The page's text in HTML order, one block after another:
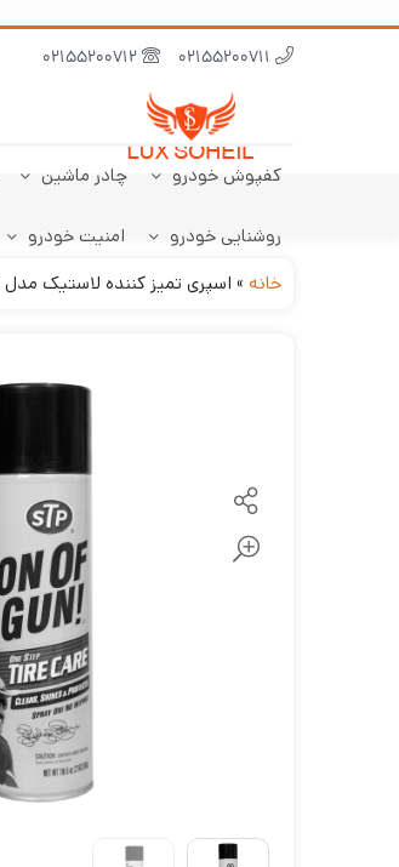
کفپوش خودرو
چادر ماشین
روشنایی خودرو امنیت خودرو
خانه » اسپری تمیز کننده لاستیک مدل Son of a Gun